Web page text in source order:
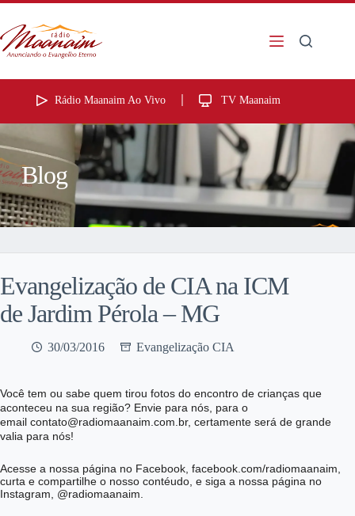
Rádio Maanaim Ao Vivo TV Maanaim
Blog
Evangelização de CIA na ICM
de Jardim Pérola – MG
30/03/2016 Evangelização CIA
Você tem ou sabe quem tirou fotos do encontro de crianças que
aconteceu na sua região? Envie para nós, para o
email contato@radiomaanaim.com.br, certamente será de grande
valia para nós!
Acesse a nossa página no Facebook, facebook.com/radiomaanaim,
curta e compartilhe o nosso contéudo, e siga a nossa página no
Instagram, @radiomaanaim.